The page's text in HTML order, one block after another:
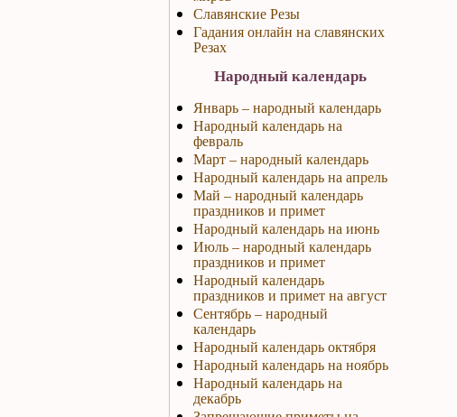
Славянские Резы
Гадания онлайн на славянских
Резах
Народный календарь
Январь – народный календарь
Народный календарь на
февраль
Март – народный календарь
Народный календарь на апрель
Май – народный календарь
праздников и примет
Народный календарь на июнь
Июль – народный календарь
праздников и примет
Народный календарь
праздников и примет на август
Сентябрь – народный
календарь
Народный календарь октября
Народный календарь на ноябрь
Народный календарь на
декабрь